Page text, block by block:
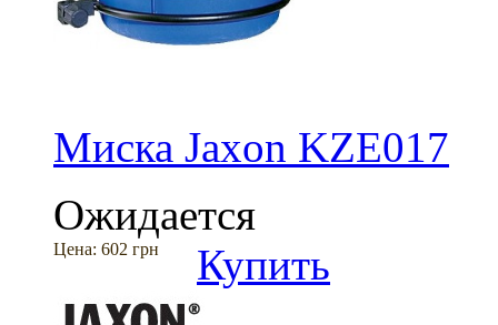
Миска Jaxon KZE017
Ожидается
Цена: 602 грн Купить